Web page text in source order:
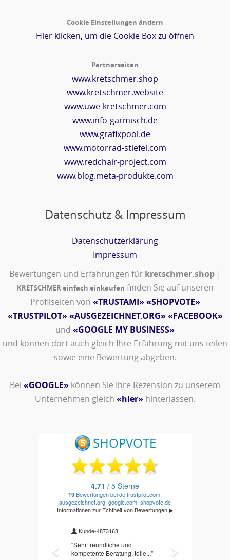
Cookie Einstellungen ändern
Hier klicken, um die Cookie Box zu öffnen
Partnerseiten
www.kretschmer.shop
www.kretschmer.website
www.uwe-kretschmer.com
www.info-garmisch.de
www.grafixpool.de
www.motorrad-stiefel.com
www.redchair-project.com
www.blog.meta-produkte.com
Datenschutz & Impressum
Datenschutzerklärung
Impressum
Bewertungen und Erfahrungen für kretschmer.shop|
KRETSCHMER einfach einkaufen finden Sie auf unseren
Profilseiten von «TRUSTAMI» «SHOPVOTE»
«TRUSTPILOT» «AUSGEZEICHNET.ORG» «FACEBOOK»
und «GOOGLE MY BUSINESS»
und können dort auch gleich Ihre Erfahrung mit uns teilen
sowie eine Bewertung abgeben.
Bei «GOOGLE» können Sie Ihre Rezension zu unserem
Unternehmen gleich «hier» hinterlassen.